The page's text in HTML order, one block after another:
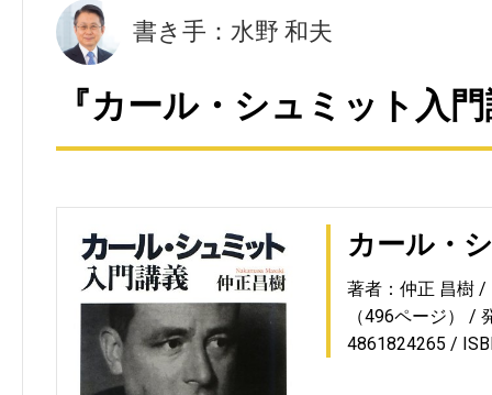
書き手：水野 和夫
『カール・シュミット入
カール・
著者：仲正 昌樹
（496ページ）
4861824265